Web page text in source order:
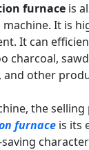
furnace is
It is
It can
charcoal,
and other
the
furnace is its